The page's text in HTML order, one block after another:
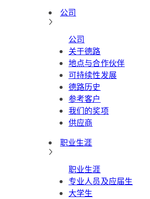
公司
公司
关于德路
地点与合作伙伴
可持续性发展
德路历史
参考客户
我们的奖项
供应商
职业生涯
职业生涯
专业人员及应届生
大学生